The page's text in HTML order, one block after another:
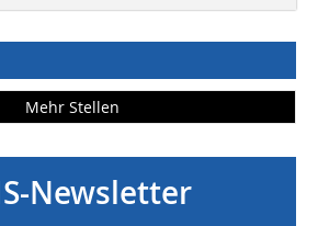
Mehr Stellen
Newsletter